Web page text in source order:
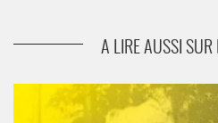
éprouver
A LIRE AUSSI SUR
« Mémoire de Fille » d’Annie
Campo relie les générations -